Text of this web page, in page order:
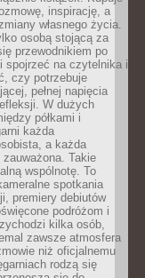
inspirację, a
własnego życia.
osobą stojącą za
przewodnikiem po
spojrzeć na czytelnika i
czy potrzebuje
pełnej napięcia
W dużych
półkami i
każda
a każda
Takie
wspólnotę. To
spotkania
premiery debiutów
podróżom i
kilka osób,
zawsze atmosfera
niż oficjalnemu
rodzą się